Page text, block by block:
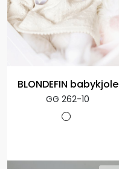
BLONDEFIN babykjole
GG 262-10